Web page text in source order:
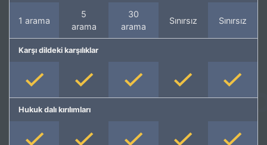
1 arama
5
arama
30
arama
Sınırsız Sınırsız
Karşı dildeki karşılıklar
Hukuk dalı kırılımları